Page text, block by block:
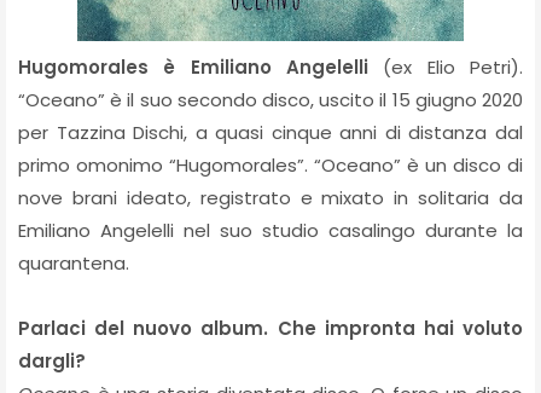
Hugomorales è Emiliano Angelelli (ex Elio Petri).
“Oceano” è il suo secondo disco, uscito il 15 giugno 2020
per Tazzina Dischi, a quasi cinque anni di distanza dal
primo omonimo “Hugomorales”. “Oceano” è un disco di
nove brani ideato, registrato e mixato in solitaria da
Emiliano Angelelli nel suo studio casalingo durante la
quarantena.
Parlaci del nuovo album. Che impronta hai voluto
dargli?